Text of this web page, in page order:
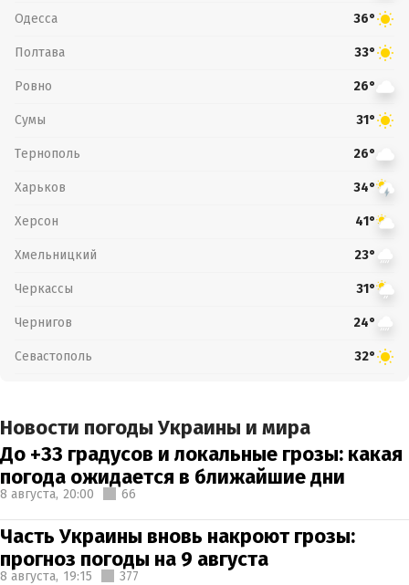
Одесса 36°
Полтава 33°
Ровно 26°
Сумы 31°
Тернополь 26°
Харьков 34°
Херсон 41°
Хмельницкий 23°
Черкассы 31°
Чернигов 24°
Севастополь 32°
Новости погоды Украины и мира
До +33 градусов и локальные грозы: какая
погода ожидается в ближайшие дни
8 августа, 20:00 66
Часть Украины вновь накроют грозы:
прогноз погоды на 9 августа
8 августа, 19:15 377